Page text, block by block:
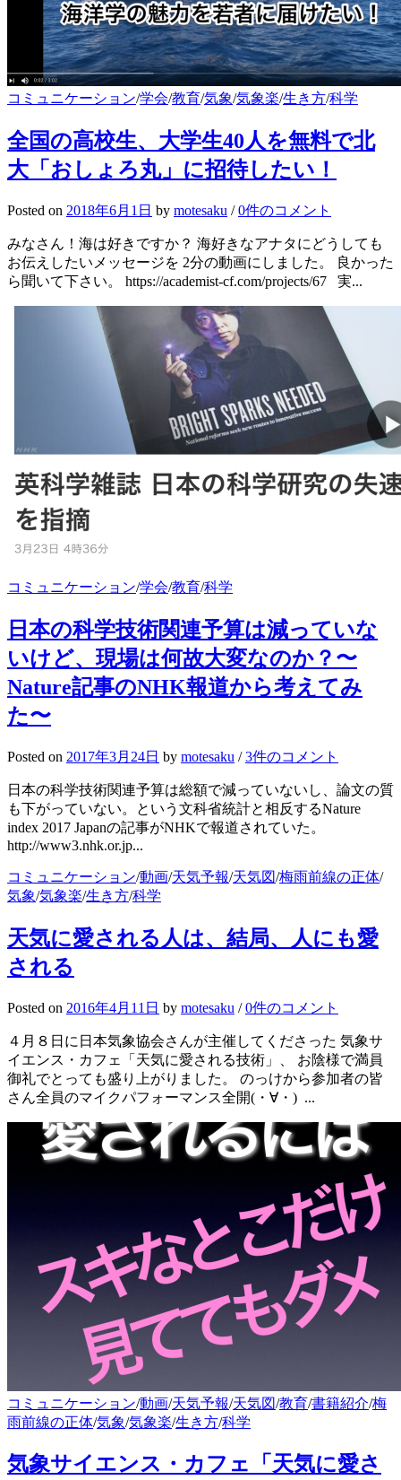
コミュニケーション/学会/教育/気象/気象楽/生き方/科学
全国の高校生、大学生40人を無料で北
大「おしょろ丸」に招待したい！
Posted on 2018年6月1日 by motesaku /0件のコメント
みなさん！海は好きですか？ 海好きなアナタにどうしても
お伝えしたいメッセージを 2分の動画にしました。 良かった
ら聞いて下さい。 https://academist-cf.com/projects/67 実...
コミュニケーション/学会/教育/科学
日本の科学技術関連予算は減っていな
いけど、現場は何故大変なのか？〜
Nature記事のNHK報道から考えてみ
た〜
Posted on 2017年3月24日 by motesaku /3件のコメント
日本の科学技術関連予算は総額で減っていないし、論文の質
も下がっていない。という文科省統計と相反するNature
index 2017 Japanの記事がNHKで報道されていた。
http://www3.nhk.or.jp...
コミュニケーション/動画/天気予報/天気図/梅雨前線の正体/
気象/気象楽/生き方/科学
天気に愛される人は、結局、人にも愛
される
Posted on 2016年4月11日 by motesaku /0件のコメント
４月８日に日本気象協会さんが主催してくださった 気象サ
イエンス・カフェ「天気に愛される技術」、 お陰様で満員
御礼でとっても盛り上がりました。 のっけから参加者の皆
さん全員のマイクパフォーマンス全開(・∀・) ...
コミュニケーション/動画/天気予報/天気図/教育/書籍紹介/梅
雨前線の正体/気象/気象楽/生き方/科学
気象サイエンス・カフェ「天気に愛さ